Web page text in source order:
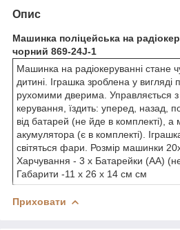
Опис
Машинка поліцейська на
чорний 869-24J-1
Машинка на радіокеруванні стане
дитині. Іграшка зроблена у вигляді
рухомими дверима. Управляється з
керування, їздить: уперед, назад,
від батарей (не йде в комплекті), а
акумулятора (є в комплекті).
світяться фари. Розмір машинки
Харчування - 3 x Батарейки (АА)
Габарити -11 x 26 x 14 см см
Приховати